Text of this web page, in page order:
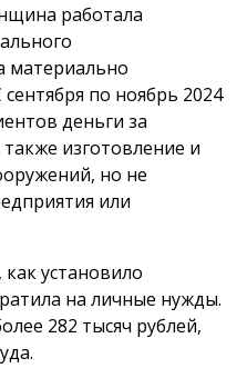
работала
материально
по ноябрь 2024
деньги за
изготовление и
но не
или
установило
на личные нужды.
282 тысяч рублей,